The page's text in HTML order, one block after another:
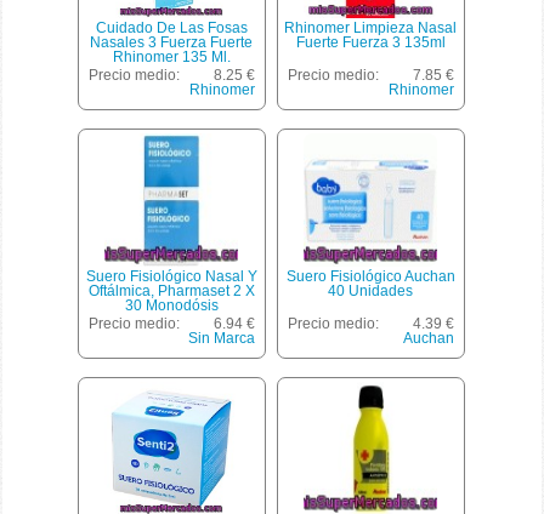
Cuidado De Las Fosas
Nasales 3 Fuerza Fuerte
Rhinomer 135 Ml.
Precio medio:
8.25 €
Rhinomer
Rhinomer Limpieza Nasal
Fuerte Fuerza 3 135ml
Precio medio:
7.85 €
Rhinomer
Suero Fisiológico Nasal Y
Oftálmica, Pharmaset 2 X
30 Monodósis
Precio medio:
6.94 €
Sin Marca
Suero Fisiológico Auchan
40 Unidades
Precio medio:
4.39 €
Auchan